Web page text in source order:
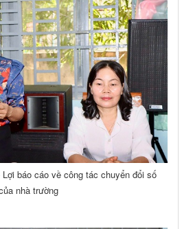
báo cáo về công tác chuyển đổi số
nhà trường